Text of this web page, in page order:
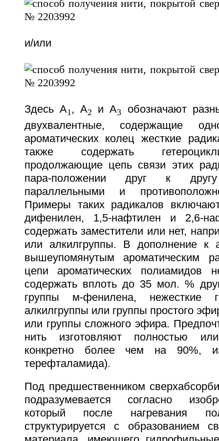
и/или
Здесь A1, А2 и А3
обозначают
двухвалентные, содержащие
ароматических колец жесткие
также содержать
продолжающие цепь связи этих
пара-положении друг к
параллельными и
Примеры таких радикалов
дифенилен, 1,5-нафтилен и 2,6-
содержать заместители или нет,
или алкилгруппы. В дополнение к
вышеупомянутым ароматическим
цепи ароматических полиамидов
содержать вплоть до 35 мол. %
группы м-фенилена, нежесткие
алкилгруппы или группы простого
или группы сложного эфира.
нить изготовляют полностью
конкретно более чем на 90%,
терефталамида).
Под предшественником
подразумевается согласно
который после нагревания
структурируется с образованием